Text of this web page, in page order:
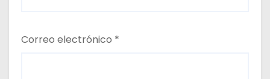
Correo electrónico *